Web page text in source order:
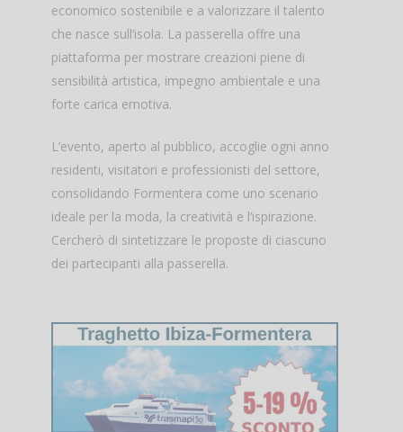
economico sostenibile e a valorizzare il talento
che nasce sull’isola. La passerella offre una
piattaforma per mostrare creazioni piene di
sensibilità artistica, impegno ambientale e una
forte carica emotiva.
L’evento, aperto al pubblico, accoglie ogni anno
residenti, visitatori e professionisti del settore,
consolidando Formentera come uno scenario
ideale per la moda, la creatività e l’ispirazione.
Cercherò di sintetizzare le proposte di ciascuno
dei partecipanti alla passerella.